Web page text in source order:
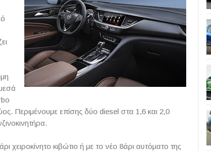
Περιμένουμε επίσης δύο diesel στα 1,6 και 2,0
κιβώτιο ή με το νέο 8άρι αυτόματο της